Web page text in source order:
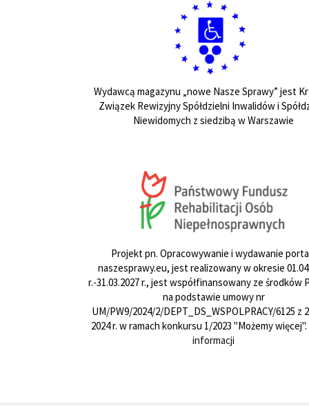
Wydawcą magazynu „nowe Nasze Sprawy” jest
Związek Rewizyjny Spółdzielni Inwalidów i
Niewidomych z siedzibą w Warszawie
Projekt pn. Opracowywanie i wydawanie
naszesprawy.eu, jest realizowany w okresie
r.-31.03.2027 r., jest współfinansowany ze środków
na podstawie umowy nr
UM/PW9/2024/2/DEPT_DS_WSPOLPRACY/6125 z
2024 r. w ramach konkursu 1/2023 "Możemy więcej".
informacji